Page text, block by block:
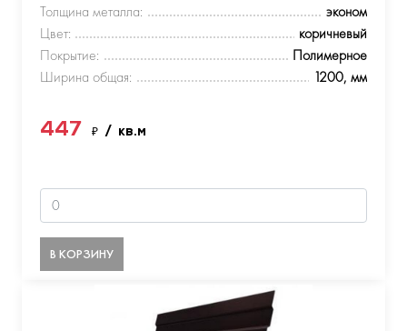
Толщина металла:
эконом
Цвет:
коричневый
Покрытие:
Полимерное
Ширина общая:
1200, мм
447 ₽ / кв.м
В КОРЗИНУ